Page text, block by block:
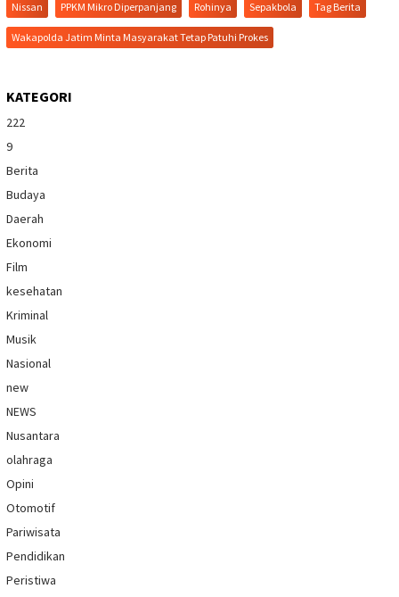
Nissan PPKM Mikro Diperpanjang Rohinya Sepakbola Tag Berita
Wakapolda Jatim Minta Masyarakat Tetap Patuhi Prokes
KATEGORI
222
9
Berita
Budaya
Daerah
Ekonomi
Film
kesehatan
Kriminal
Musik
Nasional
new
NEWS
Nusantara
olahraga
Opini
Otomotif
Pariwisata
Pendidikan
Peristiwa